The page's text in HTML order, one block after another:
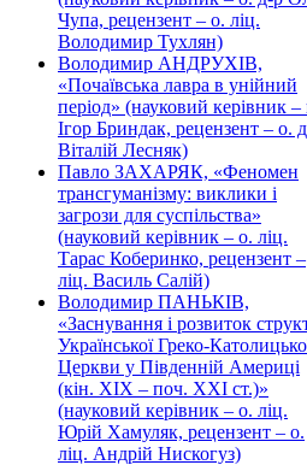
Чупа, рецензент – о. ліц.
Володимир Тухлян)
Володимир АНДРУХІВ,
«Почаївська лавра в унійний
період» (науковий керівник –
Ігор Бриндак, рецензент – о.
Віталій Лесняк)
Павло ЗАХАРЯК, «Феномен
трансгуманізму: виклики і
загрози для суспільства»
(науковий керівник – о. ліц.
Тарас Коберинко, рецензент –
ліц. Василь Салій)
Володимир ПАНЬКІВ,
«Заснування і розвиток
Української Греко-
Церкви у Південній Америці
(кін. ХІХ – поч. ХХІ ст.)»
(науковий керівник – о. ліц.
Юрій Хамуляк, рецензент – о.
ліц. Андрій Нискогуз)